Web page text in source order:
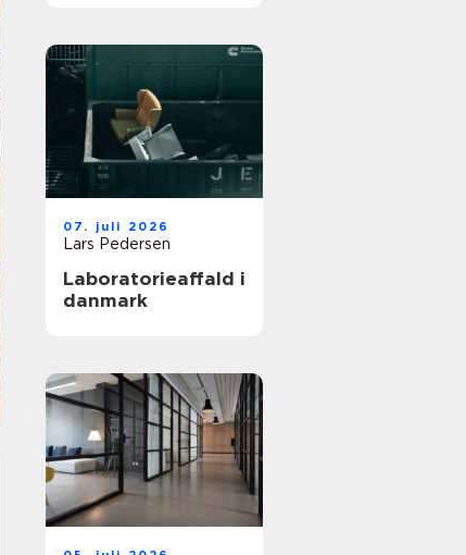
07. juli 2026
Lars Pedersen
Laboratorieaffald i
danmark